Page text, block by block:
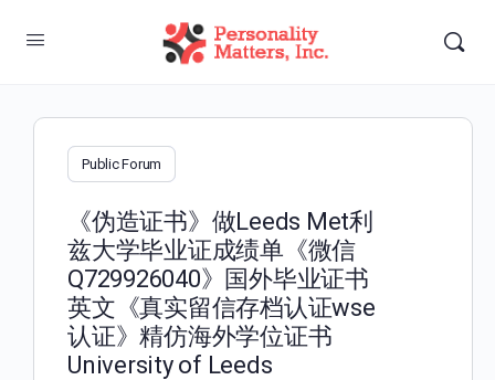
Public Forum
《伪造证书》做Leeds Met利
兹大学毕业证成绩单《微信
Q729926040》国外毕业证书
英文《真实留信存档认证wse
认证》精仿海外学位证书
University of Leeds